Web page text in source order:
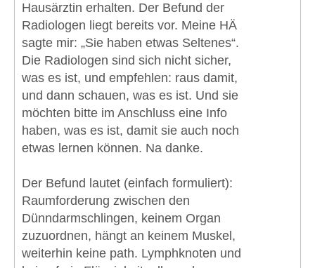
Hausärztin erhalten. Der Befund der
Radiologen liegt bereits vor. Meine HÄ
sagte mir: „Sie haben etwas Seltenes“.
Die Radiologen sind sich nicht sicher,
was es ist, und empfehlen: raus damit,
und dann schauen, was es ist. Und sie
möchten bitte im Anschluss eine Info
haben, was es ist, damit sie auch noch
etwas lernen können. Na danke.
Der Befund lautet (einfach formuliert):
Raumforderung zwischen den
Dünndarmschlingen, keinem Organ
zuzuordnen, hängt an keinem Muskel,
weiterhin keine path. Lymphknoten und